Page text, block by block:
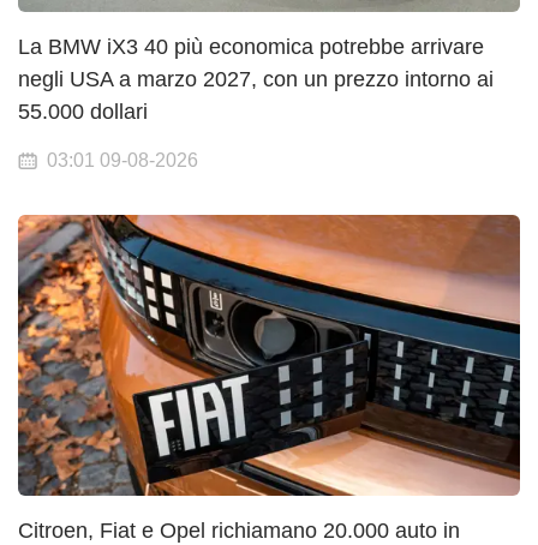
La BMW iX3 40 più economica potrebbe arrivare
negli USA a marzo 2027, con un prezzo intorno ai
55.000 dollari
03:01 09-08-2026
Citroen, Fiat e Opel richiamano 20.000 auto in